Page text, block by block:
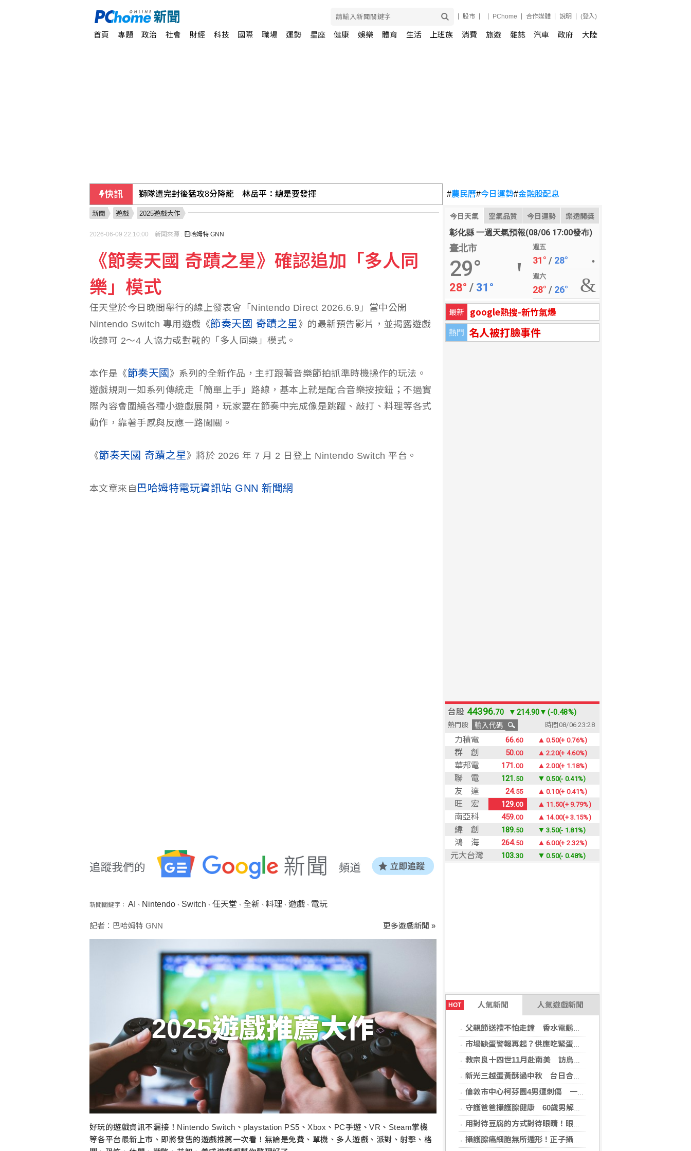
股市 PChome 合作媒體 說明 (登入)
首頁 專題 政治 社會 財經 科技 國際 職場 運勢 星座 健康 娛樂 體育 生活 上班族 消費 旅遊 雜誌 汽車 政府 大陸
快訊
獅隊遭完封後猛攻8分降龍 林岳平：總是要發揮
王品實施庫藏股 擬自10日起買回1500張
3度作客天母奪MVP 陳傑憲開轟擊退雙殺心魔
NCC人事卡關殃及企業 林俊憲爆：6天有86件進口許可發不出來
#農民曆#今日運勢#金融股配息
今日天氣 空氣品質 今日運勢 樂透開獎
彰化縣 一週天氣預報(08/06 17:00發布)
臺北市
29°
28° / 31°
週五
31° / 28°
週六
28° / 26°
最新 google熱搜-新竹氣爆
熱門 名人被打臉事件
HOT 人氣新聞 人氣遊戲新聞
父親節送禮不怕走鐘 香水電鬍刀千年不敗
市場缺蛋警報再起？供應吃緊蛋價蠢蠢欲動
教宗良十四世11月赴南美 訪烏拉圭、阿根廷和秘魯
新光三越蛋黃酥過中秋 台日合作開發話題新品
倫敦市中心柯芬園4男遭刺傷 一女涉持械攻擊被捕
守護爸爸攝護腺健康 60歲男解尿異常 靠PHI檢測及早揪出攝護腺癌
用對待豆腐的方式對待眼睛！眼科醫揭「4件事」絕不可以對眼睛做
攝護腺癌細胞無所遁形！正子攝影掃描揪出攝護腺癌，精準定位助早期治療
新聞 遊戲 2025遊戲大作
2026-06-09 22:10:00 新聞來源 : 巴哈姆特 GNN
《節奏天國 奇蹟之星》確認追加「多人同
樂」模式
任天堂於今日晚間舉行的線上發表會「Nintendo Direct 2026.6.9」當中公開
Nintendo Switch 專用遊戲《節奏天國 奇蹟之星 》的最新預告影片，並揭露遊戲
收錄可 2～4 人協力或對戰的「多人同樂」模式。
本作是《節奏天國 》系列的全新作品，主打跟著音樂節拍抓準時機操作的玩法。
遊戲規則一如系列傳統走「簡單上手」路線，基本上就是配合音樂按按鈕；不過實
際內容會圍繞各種小遊戲展開，玩家要在節奏中完成像是跳躍、敲打、料理等各式
動作，靠著手感與反應一路闖關。
《節奏天國 奇蹟之星 》將於 2026 年 7 月 2 日登上 Nintendo Switch 平台。
本文章來自 巴哈姆特電玩資訊站 GNN 新聞網
新聞關鍵字： AI 、 Nintendo、 Switch 、 任天堂 、 全新 、 料理、 遊戲、 電玩
記者：巴哈姆特 GNN 更多遊戲新聞 »
2025遊戲推薦大作
好玩的遊戲資訊不漏接！Nintendo Switch、playstation PS5、Xbox、PC手遊、VR、Steam掌機
等各平台最新上市、即將發售的遊戲推薦一次看！無論是免費、單機、多人遊戲、派對、射擊、格